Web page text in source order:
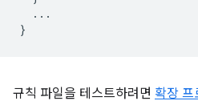
...
}
규칙 파일을 테스트하려면 확장 프